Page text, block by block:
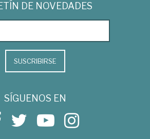
DE NOVEDADES
SUSCRIBIRSE
SÍGUENOS EN